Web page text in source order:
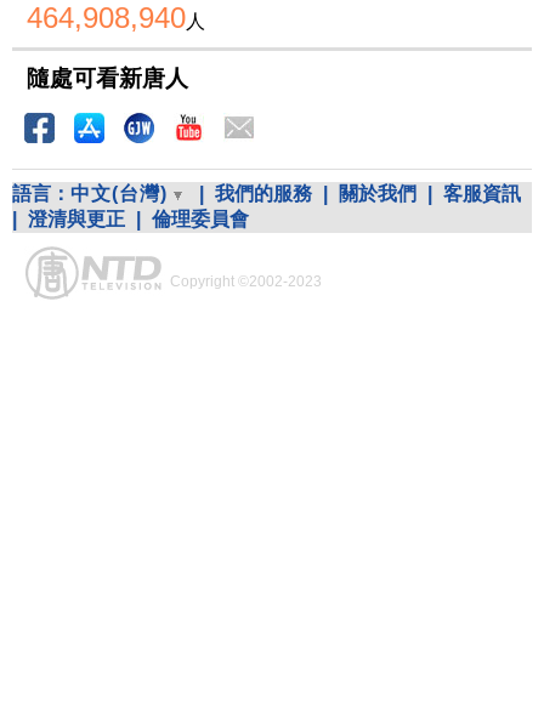
464,908,940人
隨處可看新唐人
語言： 中文(台灣) 我們的服務 關於我們
客服資訊
澄清與更正 倫理委員會
Copyright ©2002-2023